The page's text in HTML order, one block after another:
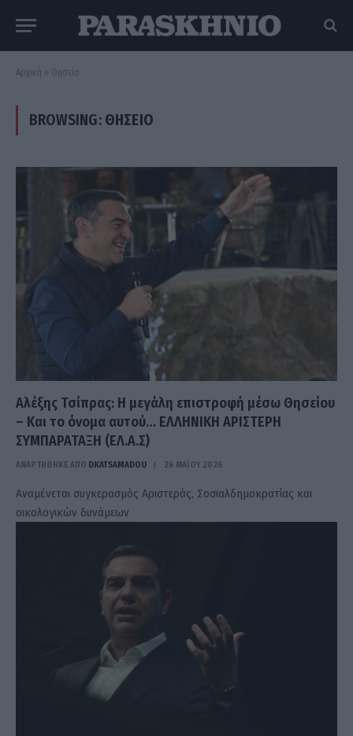
Αρχική » Θησείο
BROWSING: ΘΗΣΕΊΟ
Αλέξης Τσίπρας: Η μεγάλη επιστροφή μέσω Θησείου
– Και το όνομα αυτού… ΕΛΛΗΝΙΚΗ ΑΡΙΣΤΕΡΗ
ΣΥΜΠΑΡΑΤΑΞΗ (ΕΛ.Α.Σ)
ΑΝΑΡΤΗΘΗΚΕ ΑΠΟ DKATSAMADOU 26 ΜΑΪ́ΟΥ 2026
Αναμένεται συγκερασμός Αριστεράς, Σοσιαλδημοκρατίας και
οικολογικών δυνάμεων